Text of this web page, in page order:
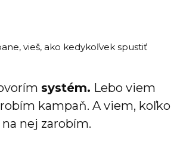
vieš, ako kedykoľvek spustiť
systém. Lebo viem
kampaň. A viem, koľko
na nej zarobím.